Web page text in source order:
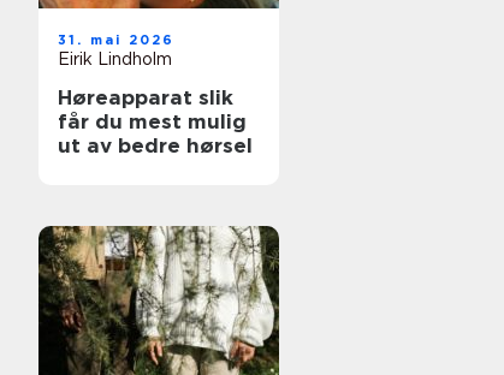
31. mai 2026
Eirik Lindholm
Høreapparat slik
får du mest mulig
ut av bedre hørsel